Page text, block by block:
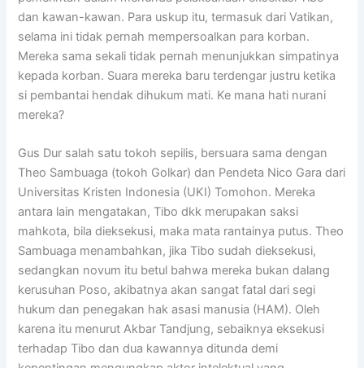
dan kawan-kawan. Para uskup itu, termasuk dari Vatikan,
selama ini tidak pernah mempersoalkan para korban.
Mereka sama sekali tidak pernah menunjukkan simpatinya
kepada korban. Suara mereka baru terdengar justru ketika
si pembantai hendak dihukum mati. Ke mana hati nurani
mereka?
Gus Dur salah satu tokoh sepilis, bersuara sama dengan
Theo Sambuaga (tokoh Golkar) dan Pendeta Nico Gara dari
Universitas Kristen Indonesia (UKI) Tomohon. Mereka
antara lain mengatakan, Tibo dkk merupakan saksi
mahkota, bila dieksekusi, maka mata rantainya putus. Theo
Sambuaga menambahkan, jika Tibo sudah dieksekusi,
sedangkan novum itu betul bahwa mereka bukan dalang
kerusuhan Poso, akibatnya akan sangat fatal dari segi
hukum dan penegakan hak asasi manusia (HAM). Oleh
karena itu menurut Akbar Tandjung, sebaiknya eksekusi
terhadap Tibo dan dua kawannya ditunda demi